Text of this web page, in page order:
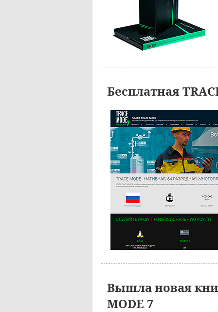
Бесплатная
Вышла новая
MODE 7